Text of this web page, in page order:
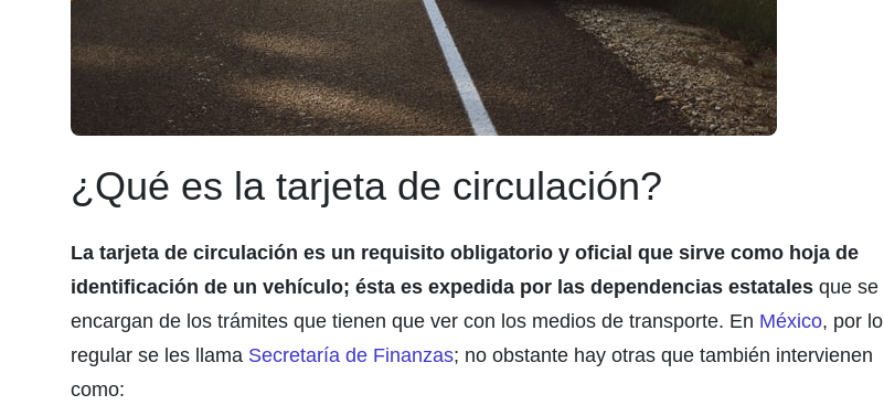
¿Qué es la tarjeta de circulación?
La tarjeta de circulación es un requisito obligatorio y oficial que sirve como hoja de
identificación de un vehículo; ésta es expedida por las dependencias estatales que se
encargan de los trámites que tienen que ver con los medios de transporte. En México, por lo
regular se les llama Secretaría de Finanzas; no obstante hay otras que también intervienen
como: